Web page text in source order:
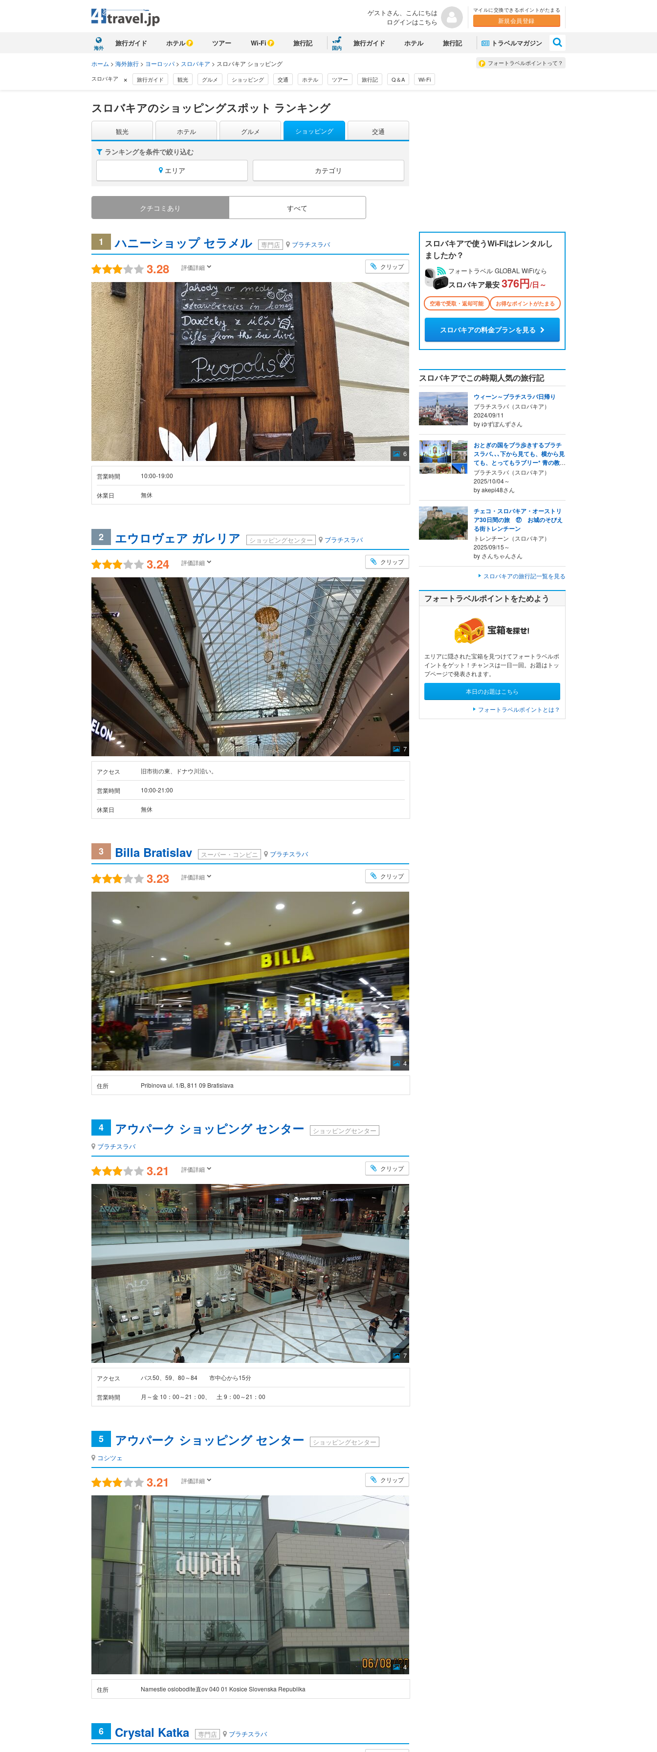
ゲストさん、こんにちは
ログインはこちら
マイルに交換できるポイントがたまる
新規会員登録
海外
旅行ガイド ホテル ツアー Wi-Fi 旅行記
国内
旅行ガイド ホテル 旅行記 トラベルマガジン
フォートラベルポイントって？
ホーム > 海外旅行 > ヨーロッパ> スロバキア > スロバキア ショッピング
スロバキア × 旅行ガイド 観光 グルメ ショッピング 交通 ホテル ツアー 旅行記 Q＆A Wi-Fi
スロバキアのショッピングスポット ランキング
観光 ホテル グルメ ショッピング 交通
ランキングを条件で絞り込む
エリア
カテゴリ
クチコミあり すべて
1 ハニーショップ セラメル 専門店 ブラチスラバ
3.28 評価詳細 クリップ
6
営業時間 10:00-19:00
休業日 無休
2 エウロヴェア ガレリア ショッピングセンター ブラチスラバ
3.24 評価詳細 クリップ
7
アクセス 旧市街の東、ドナウ川沿い。
営業時間 10:00-21:00
休業日 無休
3 Billa Bratislav スーパー・コンビニ ブラチスラバ
3.23 評価詳細 クリップ
4
住所 Pribinova ul. 1/B, 811 09 Bratislava
4 アウパーク ショッピング センター
ショッピングセンター
ブラチスラバ
3.21 評価詳細 クリップ
7
アクセス バス50、59、80～84 市中心から15分
営業時間 月～金 10：00～21：00、 土 9：00～21：00
5 アウパーク ショッピング センター
ショッピングセンター
コシツェ
3.21 評価詳細 クリップ
4
住所 Namestie oslobodite直ov 040 01 Kosice Slovenska Republika
6 Crystal Katka 専門店 ブラチスラバ
スロバキアで使うWi-Fiはレンタルし
ましたか？
フォートラベル GLOBAL WiFiなら
スロバキア最安376円/日～
空港で受取・返却可能 お得なポイントがたまる
スロバキアの料金プランを見る
スロバキアでこの時期人気の旅行記
ウィーン～ブラチスラバ日帰り
ブラチスラバ（スロバキア）
2024/09/11
by ゆずぽんずさん
おとぎの国をブラ歩きするブラチ
スラバ､､､下から見ても、横から見
ても、とってもラブリー* 青の教会
*ブラチスラバ（スロバキア）
2025/10/04～
by akepi48さん
チェコ・スロバキア・オーストリ
ア30日間の旅 ⑰ お城のそびえ
る街トレンチーン
トレンチーン（スロバキア）
2025/09/15～
by さんちゃんさん
スロバキアの旅行記一覧を見る
フォートラベルポイントをためよう
エリアに隠された宝箱を見つけてフォートラベルポ
イントをゲット！チャンスは一日一回。お題はトッ
プページで発表されます。
本日のお題はこちら
フォートラベルポイントとは？